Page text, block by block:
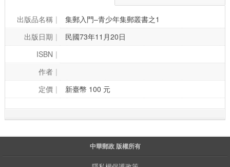
出版品名稱
集郵入門–青少年集郵叢書之1
出版日期
民國73年11月20日
ISBN
作者
定價
新臺幣 100 元
中華郵政 版權所有